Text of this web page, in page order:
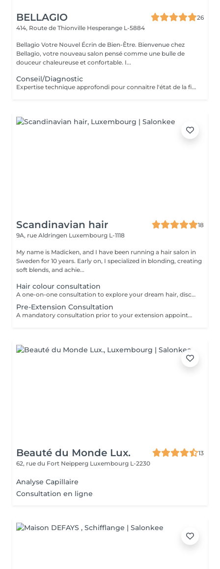
BELLAGIO
26
414, Route de Thionville Hesperange L-5884
Bellagio Votre Nouvel Écrin de Bien-Être. Bienvenue chez
Bellagio, votre nouveau salon pensé comme une bulle de
douceur chaleureuse et confortable. I...
Conseil/Diagnostic
Expertise technique approfondi pour connaitre l'état de la fibre capillaire et diagnostic il vous aide à choisir une coupe et coiffage adapté à votre morphologie. Nous travaillons exclusivement avec un produit breveté de coloration permanente professionnelle sans ammoniaque, enrichie en caviar et en kératine. Elle offre des résultats intenses, homogènes et durables tout en respectant la fibre capillaire. Sa formule assure une couverture optimale des cheveux blancs, une excellente tenue et une brillance remarquable. Pour les blond la formule infusée d'actifs cosmétiques végétaux hydratants et protecteurs, permet un travail d'éclaircissement profond tout en douceur.
Scandinavian hair
18
9A, rue Aldringen Luxembourg L-1118
My name is Madicken, and I have been running a hair salon in
Sweden for 10 years. Early on, I specialized in blonding, creating
soft blends, and achie...
Hair colour consultation
A one-on-one consultation to explore your dream hair, discuss colour possibilities, pricing, and create a tailored plan to achieve the best result for you.
Pre-Extension Consultation
A mandatory consultation prior to your extension appointment. During this session we will assess your hair, discuss your desired look, color match, and determine the right amount of hair needed. This ensures a flawless result and allows us to order the perfect extensions for you. Please note: installation cannot be booked without a consultation first
Beauté du Monde Lux.
13
62, rue du Fort Neipperg Luxembourg L-2230
Analyse Capillaire
Consultation en ligne